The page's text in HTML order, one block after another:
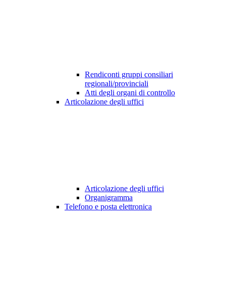
Rendiconti gruppi consiliari
regionali/provinciali
Atti degli organi di controllo
Articolazione degli uffici
Articolazione degli uffici
Organigramma
Telefono e posta elettronica